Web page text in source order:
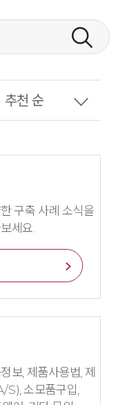
구축 사례 소식을
세요.
보, 제품사용법, 제
S), 소모품구입,